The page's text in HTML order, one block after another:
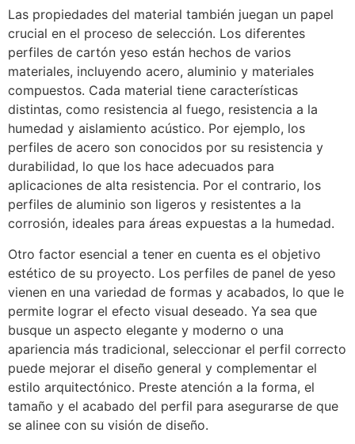
Las propiedades del material también juegan un papel
crucial en el proceso de selección. Los diferentes
perfiles de cartón yeso están hechos de varios
materiales, incluyendo acero, aluminio y materiales
compuestos. Cada material tiene características
distintas, como resistencia al fuego, resistencia a la
humedad y aislamiento acústico. Por ejemplo, los
perfiles de acero son conocidos por su resistencia y
durabilidad, lo que los hace adecuados para
aplicaciones de alta resistencia. Por el contrario, los
perfiles de aluminio son ligeros y resistentes a la
corrosión, ideales para áreas expuestas a la humedad.
Otro factor esencial a tener en cuenta es el objetivo
estético de su proyecto. Los perfiles de panel de yeso
vienen en una variedad de formas y acabados, lo que le
permite lograr el efecto visual deseado. Ya sea que
busque un aspecto elegante y moderno o una
apariencia más tradicional, seleccionar el perfil correcto
puede mejorar el diseño general y complementar el
estilo arquitectónico. Preste atención a la forma, el
tamaño y el acabado del perfil para asegurarse de que
se alinee con su visión de diseño.